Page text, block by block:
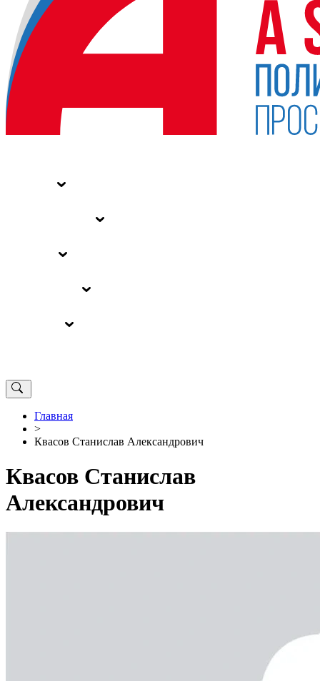
Главная
>
Квасов Станислав Александрович
Квасов Станислав
Александрович